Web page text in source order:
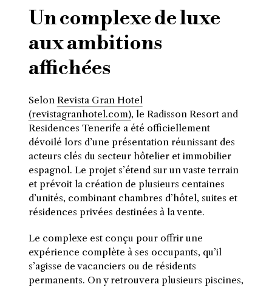
Un complexe de luxe
aux ambitions
affichées
Selon Revista Gran Hotel
(revistagranhotel.com), le Radisson Resort and
Residences Tenerife a été officiellement
dévoilé lors d’une présentation réunissant des
acteurs clés du secteur hôtelier et immobilier
espagnol. Le projet s’étend sur un vaste terrain
et prévoit la création de plusieurs centaines
d’unités, combinant chambres d’hôtel, suites et
résidences privées destinées à la vente.
Le complexe est conçu pour offrir une
expérience complète à ses occupants, qu’il
s’agisse de vacanciers ou de résidents
permanents. On y retrouvera plusieurs piscines,